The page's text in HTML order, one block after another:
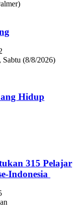
Hidup
315 Pelajar
Indonesia